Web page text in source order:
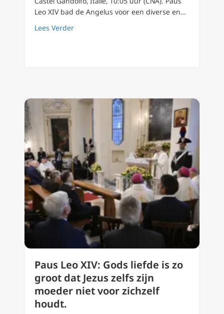
Leo XIV bad de Angelus voor een diverse en…
Lees Verderabout Paus Leo XIV begroet menigte bij
Paus Leo XIV: Gods liefde is zo
groot dat Jezus zelfs zijn
moeder niet voor zichzelf
houdt.